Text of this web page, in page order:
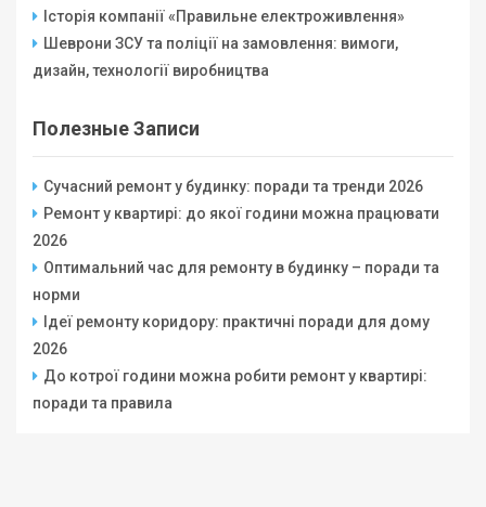
Історія компанії «Правильне електроживлення»
Шеврони ЗСУ та поліції на замовлення: вимоги,
дизайн, технології виробництва
Полезные Записи
Сучасний ремонт у будинку: поради та тренди 2026
Ремонт у квартирі: до якої години можна працювати
2026
Оптимальний час для ремонту в будинку – поради та
норми
Ідеї ремонту коридору: практичні поради для дому
2026
До котрої години можна робити ремонт у квартирі:
поради та правила